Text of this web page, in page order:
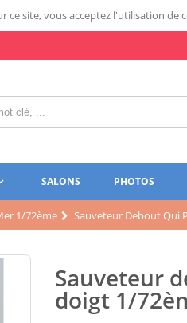
ce site, vous acceptez l'utilisation de
SALONS PHOTOS
1/72ème Sauveteur Debout Qui
Sauveteur
doigt 1/